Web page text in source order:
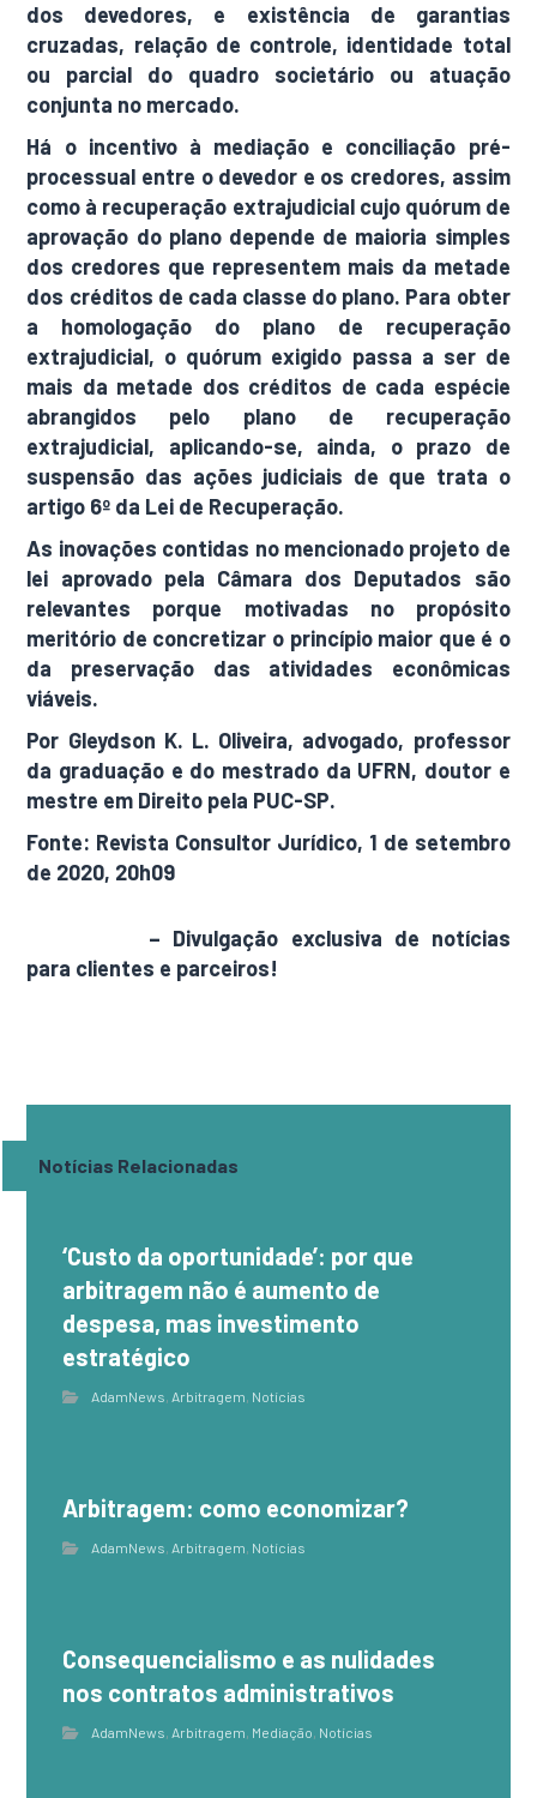
dos devedores, e existência de garantias
cruzadas, relação de controle, identidade total
ou parcial do quadro societário ou atuação
conjunta no mercado.
Há o incentivo à mediação e conciliação pré-
processual entre o devedor e os credores, assim
como à recuperação extrajudicial cujo quórum de
aprovação do plano depende de maioria simples
dos credores que representem mais da metade
dos créditos de cada classe do plano. Para obter
a homologação do plano de recuperação
extrajudicial, o quórum exigido passa a ser de
mais da metade dos créditos de cada espécie
abrangidos pelo plano de recuperação
extrajudicial, aplicando-se, ainda, o prazo de
suspensão das ações judiciais de que trata o
artigo 6º da Lei de Recuperação.
As inovações contidas no mencionado projeto de
lei aprovado pela Câmara dos Deputados são
relevantes porque motivadas no propósito
meritório de concretizar o princípio maior que é o
da preservação das atividades econômicas
viáveis.
Por Gleydson K. L. Oliveira, advogado, professor
da graduação e do mestrado da UFRN, doutor e
mestre em Direito pela PUC-SP.
Fonte: Revista Consultor Jurídico, 1 de setembro
de 2020, 20h09
– Divulgação exclusiva de notícias
para clientes e parceiros!
Notícias Relacionadas
‘Custo da oportunidade’: por que
arbitragem não é aumento de
despesa, mas investimento
estratégico
AdamNews, Arbitragem, Notícias
Arbitragem: como economizar?
AdamNews, Arbitragem, Notícias
Consequencialismo e as nulidades
nos contratos administrativos
AdamNews, Arbitragem, Mediação, Notícias